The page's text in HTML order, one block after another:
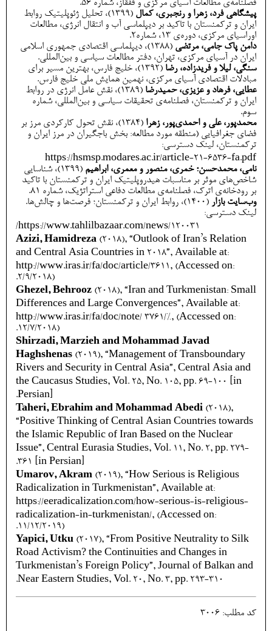
فصلنامه‌ی مطالعات آسیای مرکزی و قفقاز، شماره 56.
پیشگاهی فرد، زهرا و رنجبری، کمال
(1399)، تحلیل ژئوپلیتیک روابط
ایران و ترکمنستان با تاکید بر دیپلماسی آب و انتقال انرژی، مطالعات
اوراسیای مرکزی، دوره‌ی 13، شماره2.
دامن پاک جامی، مرتضی
(1388)، دیپلماسی اقتصادی جمهوری اسلامی
ایران در آسیای مرکزی، تهران، دفتر مطالعات سیاسی و بین‌المللی.
سنگی، لیلا و فریدزاده، رضا
(1392)، خلیج فارس، بهترین مسیر براي
مبادلات اقتصادي آسیاي مرکزي، نهمین همایش ملی خلیج فارس.
عطایی، فرهاد و عزیزی، حمیدرضا
(1389)، نقش عامل انرژی در روابط
ایران و ترکمنستان، فصلنامه‌ی تحقیقات سیاسی و بین‌المللی، شماره
سوم.
محمدپور، علی و احمدی‌پور، زهرا
(1384)، نقش تحول کارکردی مرز بر
فضای جغرافیایی (منطقه مورد مطالعه: بخش باجگیران در مرز ایران و
ترکمنستان، لینک دسترسی:
https://hsmsp.modares.ac.ir/article-21-6536-fa.pdf
نامی، محمدحسن؛ خمری، منصور و معمری، ابراهیم
(1399)، شناسایی
شاخص‌های موثر بر مناسبات هیدروپلیتیک ایران و ترکمنستان با تاکید
بر رودخانه‌ی اترک، فصلنامه‌ی مطالعات دفاعی استراتژیک، شماره 81.
وب‌سایت بازار
(1400)، روابط ایران و ترکمنستان؛ فرصت‌ها و چالش‌ها.
لینک دسترسی:
https://www.tahlilbazaar.com/news/120031/
Azizi, Hamidreza (2018), “Outlook of Iran’s Relation
and Central Asia Countries in 2018”, Available at:
http://www.iras.ir/fa/doc/article/3611, (Accessed on:
2/9/2018).
Ghezel, Behrooz (2018), “Iran and Turkmenistan: Small
Differences and Large Convergences”, Available at:
http://www.iras.ir/fa/doc/note/ 3761/%, (Accessed on:
12/7/2018).
Shirzadi, Marzieh and Mohammad Javad
Haghshenas (2019), “Management of Transboundary
Rivers and Security in Central Asia”, Central Asia and
the Caucasus Studies, Vol. 25, No. 105, pp. 69-100 [in
Persian].
Taheri, Ebrahim and Mohammad Abedi (2018),
“Positive Thinking of Central Asian Countries towards
the Islamic Republic of Iran Based on the Nuclear
Issue”, Central Eurasia Studies, Vol. 11, No. 2, pp. 279-
361 [in Persian].
Umarov, Akram (2019), “How Serious is Religious
Radicalization in Turkmenistan”, Available at:
https://eeradicalization.com/how-serious-is-religious-
radicalization-in-turkmenistan/, (Accessed on:
11/12/2019).
Yapici, Utku (2017), “From Positive Neutrality to Silk
Road Activism? the Continuities and Changes in
Turkmenistan’s Foreign Policy”, Journal of Balkan and
Near Eastern Studies, Vol. 20, No. 3, pp. 293-310.
کد مطلب: 3006